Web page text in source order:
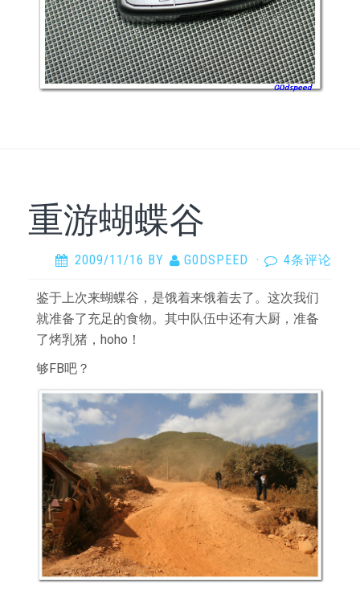
重游蝴蝶谷
2009/11/16 BY G0DSPEED · 4条评论
鉴于上次来蝴蝶谷，是饿着来饿着去了。这次我们
就准备了充足的食物。其中队伍中还有大厨，准备
了烤乳猪，hoho！
够FB吧？